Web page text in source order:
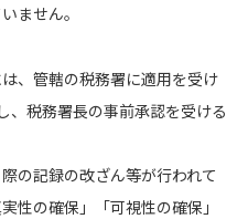
ません。
、管轄の税務署に適用を受け
、税務署長の事前承認を受ける
の記録の改ざん等が行われて
性の確保」「可視性の確保」